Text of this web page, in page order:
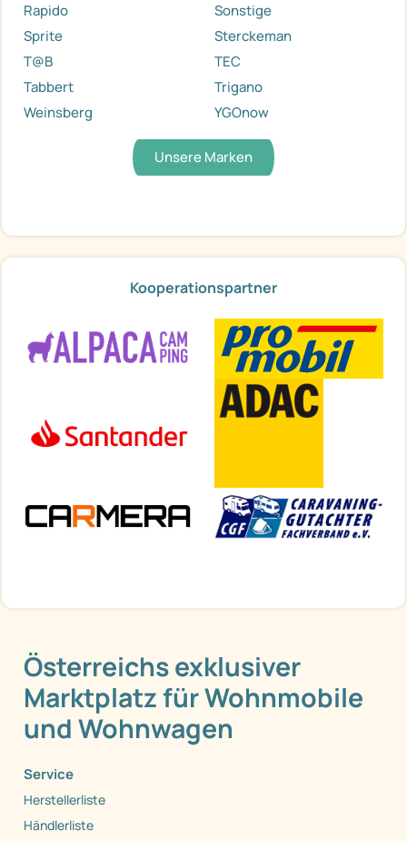
Rapido
Sonstige
Sprite
Sterckeman
T@B
TEC
Tabbert
Trigano
Weinsberg
YGOnow
Unsere Marken
Kooperationspartner
Österreichs exklusiver
Marktplatz für Wohnmobile
und Wohnwagen
Service
Herstellerliste
Händlerliste